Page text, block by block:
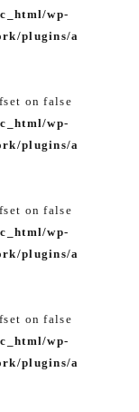
wp-
plugins/a
on false
wp-
plugins/a
on false
wp-
plugins/a
on false
wp-
plugins/a